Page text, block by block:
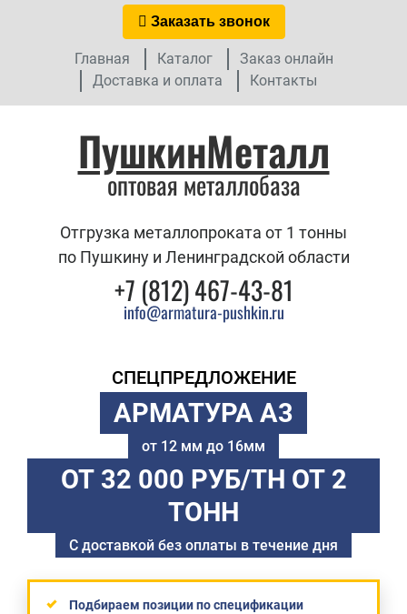
Заказать звонок
Главная Каталог
Заказ онлайн
Доставка и оплата
Контакты
ПушкинМеталл
оптовая металлобаза
Отгрузка металлопроката от 1 тонны
по Пушкину и Ленинградской области
+7 (812) 467-43-81
info@armatura-pushkin.ru
СПЕЦПРЕДЛОЖЕНИЕ
АРМАТУРА А3
от 12 мм до 16мм
ОТ 32 000 РУБ/ТН ОТ 2
ТОНН
С доставкой без оплаты в течение дня
Подбираем позиции по спецификации